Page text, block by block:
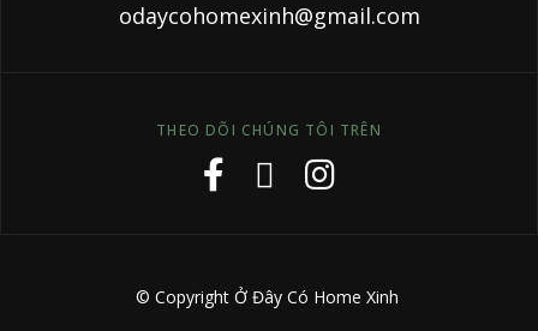
odaycohomexinh@gmail.com
THEO DÕI CHÚNG TÔI TRÊN
© Copyright Ở Đây Có Home Xinh